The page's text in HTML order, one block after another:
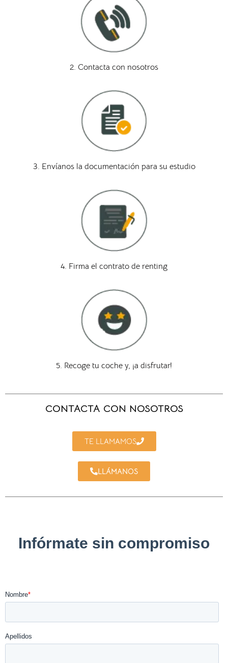
2. Contacta con nosotros
3. Envíanos la documentación para su estudio
4. Firma el contrato de renting
5. Recoge tu coche y, ¡a disfrutar!
CONTACTA CON NOSOTROS
TE LLAMAMOS
LLÁMANOS